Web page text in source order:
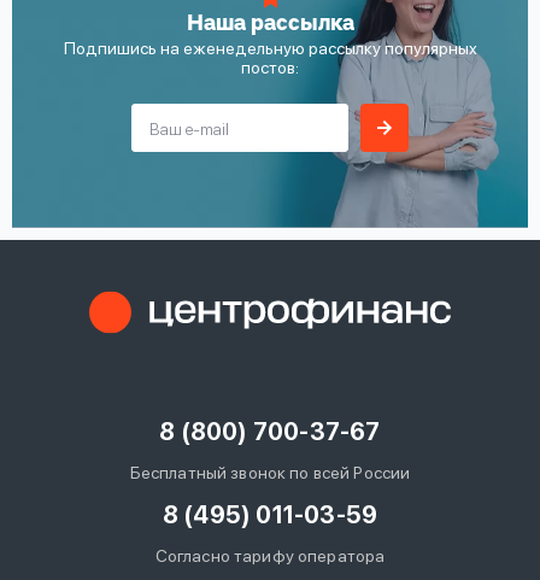
Наша рассылка
Подпишись на еженедельную рассылку популярных
постов:
8 (800) 700-37-67
Бесплатный звонок по всей России
8 (495) 011-03-59
Согласно тарифу оператора